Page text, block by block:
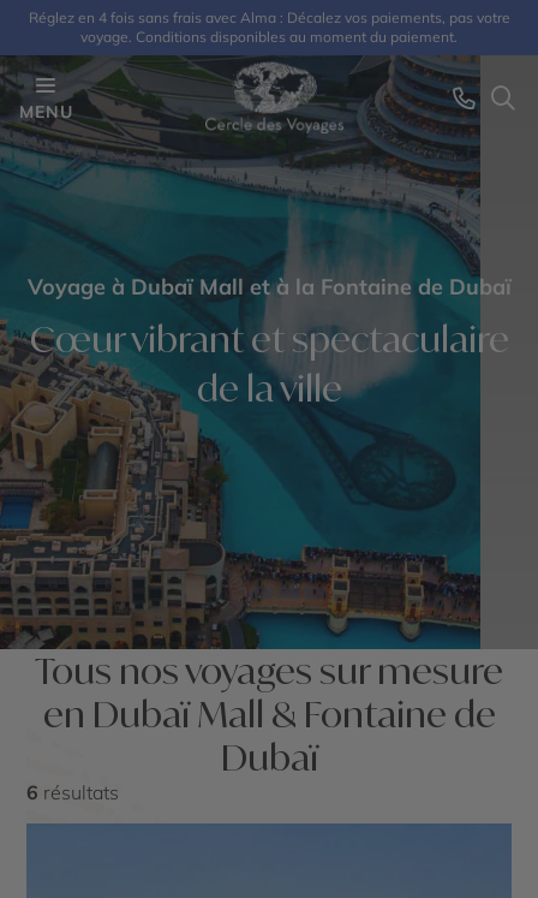
Réglez en 4 fois sans frais avec Alma : Décalez vos paiements, pas votre
voyage. Conditions disponibles au moment du paiement.
MENU
Voyage à Dubaï Mall et à la Fontaine de Dubaï
Cœur vibrant et spectaculaire
de la ville
Tous nos voyages sur mesure
en Dubaï Mall & Fontaine de
Dubaï
6 résultats